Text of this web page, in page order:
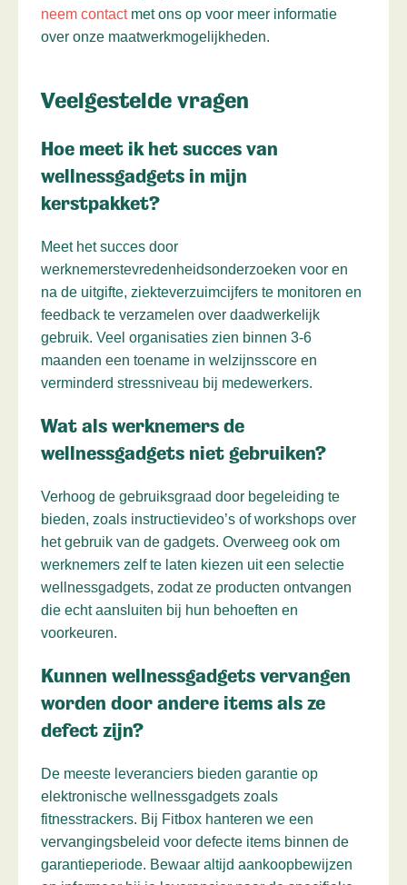
neem contactmet ons op voor meer informatie
over onze maatwerkmogelijkheden.
Veelgestelde vragen
Hoe meet ik het succes van
wellnessgadgets in mijn
kerstpakket?
Meet het succes door
werknemerstevredenheidsonderzoeken voor en
na de uitgifte, ziekteverzuimcijfers te monitoren en
feedback te verzamelen over daadwerkelijk
gebruik. Veel organisaties zien binnen 3-6
maanden een toename in welzijnsscore en
verminderd stressniveau bij medewerkers.
Wat als werknemers de
wellnessgadgets niet gebruiken?
Verhoog de gebruiksgraad door begeleiding te
bieden, zoals instructievideo’s of workshops over
het gebruik van de gadgets. Overweeg ook om
werknemers zelf te laten kiezen uit een selectie
wellnessgadgets, zodat ze producten ontvangen
die echt aansluiten bij hun behoeften en
voorkeuren.
Kunnen wellnessgadgets vervangen
worden door andere items als ze
defect zijn?
De meeste leveranciers bieden garantie op
elektronische wellnessgadgets zoals
fitnesstrackers. Bij Fitbox hanteren we een
vervangingsbeleid voor defecte items binnen de
garantieperiode. Bewaar altijd aankoopbewijzen